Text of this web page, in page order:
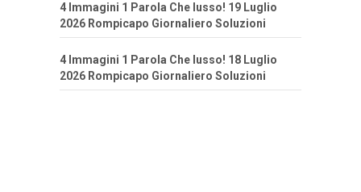
4 Immagini 1 Parola Che lusso! 19 Luglio
2026 Rompicapo Giornaliero Soluzioni
4 Immagini 1 Parola Che lusso! 18 Luglio
2026 Rompicapo Giornaliero Soluzioni